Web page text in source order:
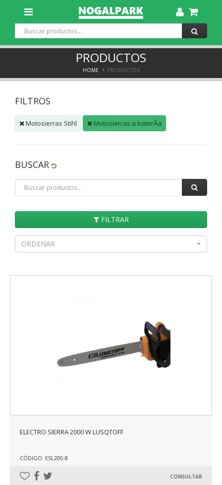
Toggle
Dropdown
PRODUCTOS
HOME PRODUCTOS
FILTROS
Motosierras Stihl Motosierras a baterÃ­a
BUSCAR
FILTRAR
ORDENAR
ELECTRO SIERRA 2000 W LUSQTOFF
CÓDIGO: ESL200-8
CONSULTAR